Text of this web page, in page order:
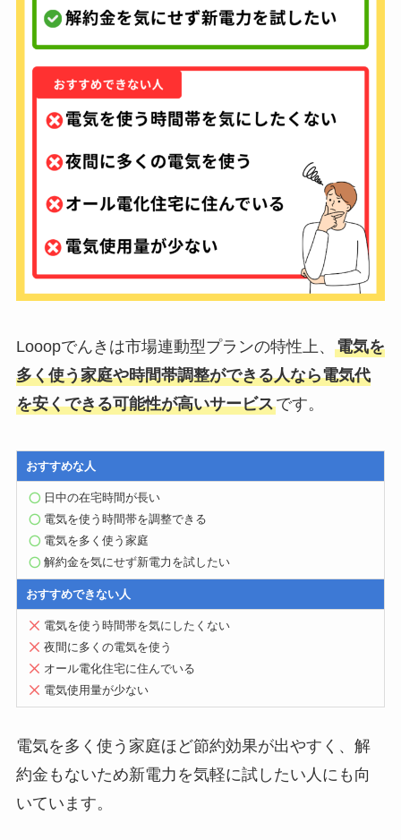
Looopでんきは市場連動型プランの特性上、 電気を
多く使う家庭や時間帯調整ができる人なら電気代
を安くできる可能性が高いサービスです。
おすすめな人
日中の在宅時間が長い
電気を使う時間帯を調整できる
電気を多く使う家庭
解約金を気にせず新電力を試したい
おすすめできない人
電気を使う時間帯を気にしたくない
夜間に多くの電気を使う
オール電化住宅に住んでいる
電気使用量が少ない
電気を多く使う家庭ほど節約効果が出やすく、解
約金もないため新電力を気軽に試したい人にも向
いています。